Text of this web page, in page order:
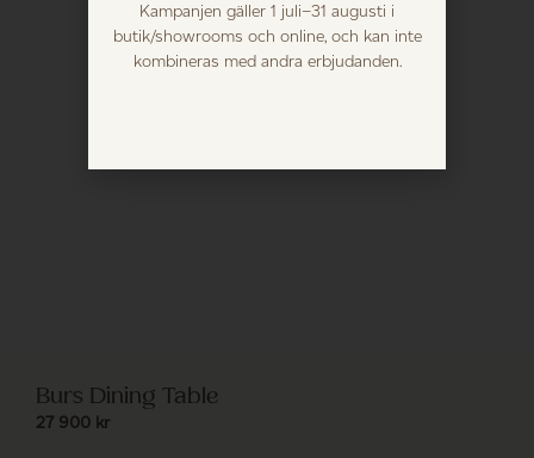
Burs Dining Table
27 900 kr
Kampanjen gäller 1 juli–31 augusti i
butik/showrooms och online, och kan inte
kombineras med andra erbjudanden.